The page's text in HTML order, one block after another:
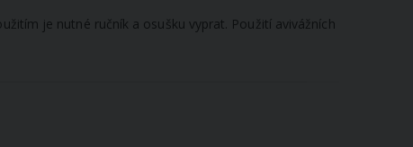
je nutné ručník a osušku vyprat. Použití avivážních